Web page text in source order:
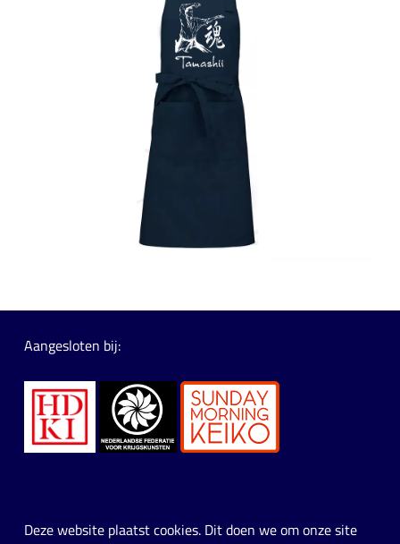
Aangesloten bij:
Tholenseweg 18
Deze website plaatst cookies. Dit doen we om onze site